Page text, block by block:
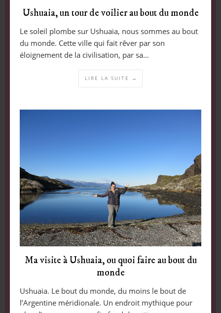
Ushuaia, un tour de voilier au bout du monde
Le soleil plombe sur Ushuaia, nous sommes au bout
du monde. Cette ville qui fait rêver par son
éloignement de la civilisation, par sa…
LIRE LA SUITE →
Ma visite à Ushuaia, ou quoi faire au bout du
monde
Ushuaia. Le bout du monde, du moins le bout de
l’Argentine méridionale. Un endroit mythique pour